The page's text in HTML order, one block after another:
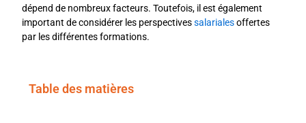
dépend de nombreux facteurs. Toutefois, il est également
important de considérer les perspectivessalarialesoffertes
par les différentes formations.
Table des matières